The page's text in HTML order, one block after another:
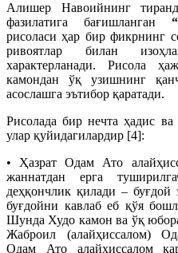
Алишер Навоийнинг
фазилатига бағишланган
рисоласи ҳар бир фикрнинг
ривоятлар билан
характерланади. Рисола
камондан ўқ узишнинг
асослашга эътибор қаратади.
Рисолада бир нечта ҳадис ва
улар қуйидагилардир [4]:
• Ҳазрат Одам Ато
жаннатдан ерга
деҳқончлик қилади –
буғдойни кавлаб еб қўя
Шунда Худо камон ва ўқ
Жаброил (алайҳиссалом)
Одам Ато алайҳиссалом